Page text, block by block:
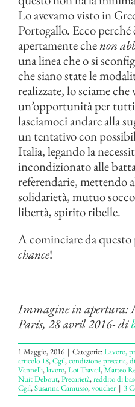
Lo avevamo visto in
Portogallo. Ecco
apertamente chenon
una linea che o si
che siano state le
realizzate, lo sciame
un’opportunità per
lasciamoci andare alla
un tentativo con
Italia, legando la
incondizionato alle
referendarie, mettendo
solidarietà, mutuo
libertà, spirito ribelle.
A cominciare da
chance!
Immagine in
Paris, 28 avril 2016- di
1 Maggio, 2016 | Categorie:Lavoro,
articolo 18,Cgil,condizione precaria,
Vannelli,lavoro,Loi Travail,Matteo
Nuit Debout,Precarietà,reddito di
Cgil,Susanna Camusso,voucher | 3